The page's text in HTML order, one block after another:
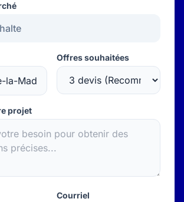
Offres souhaitées
projet
Courriel